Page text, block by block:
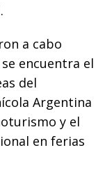
a cabo
encuentra el
del
Argentina
y el
en ferias